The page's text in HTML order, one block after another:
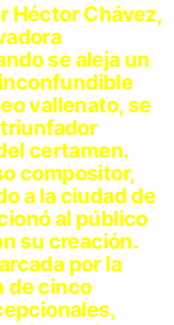
Héctor Chávez,
se aleja un
vallenato, se
certamen.
compositor,
a la ciudad de
al público
su creación.
por la
de cinco